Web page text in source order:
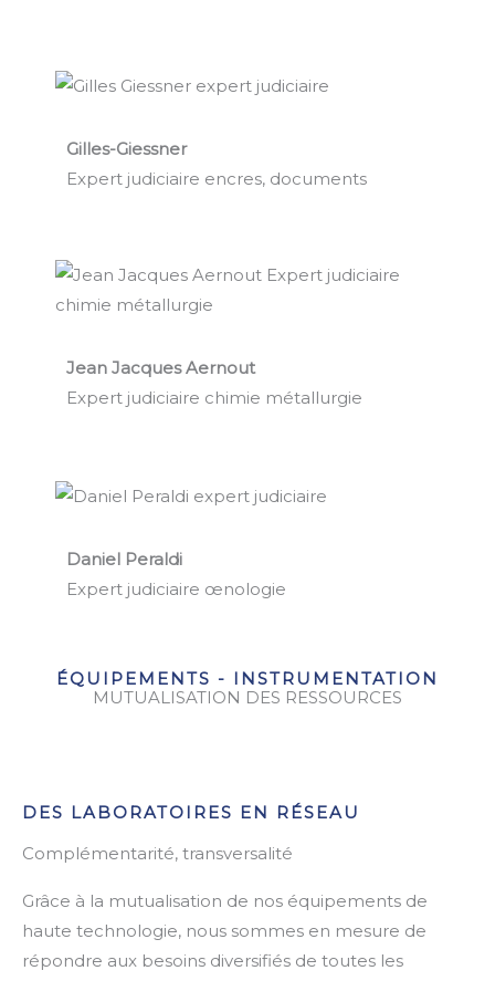
Gilles-Giessner
Expert judiciaire encres, documents
Jean Jacques Aernout
Expert judiciaire chimie métallurgie
Daniel Peraldi
Expert judiciaire œnologie
ÉQUIPEMENTS - INSTRUMENTATION
MUTUALISATION DES RESSOURCES
DES LABORATOIRES EN RÉSEAU
Complémentarité, transversalité
Grâce à la mutualisation de nos équipements de
haute technologie, nous sommes en mesure de
répondre aux besoins diversifiés de toutes les